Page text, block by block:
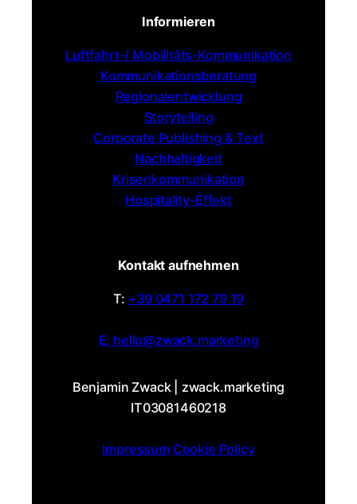
Informieren
Luftfahrt-/ Mobilitäts-Kommunikation
Kommunikationsberatung
Regionalentwicklung
Storytelling
Corporate Publishing & Text
Nachhaltigkeit
Krisenkommunikation
Hospitality-Effekt
Kontakt aufnehmen
T: +39 0471 172 79 19
E: hello@zwack.marketing
Benjamin Zwack | zwack.marketing
IT03081460218
Impressum Cookie Policy